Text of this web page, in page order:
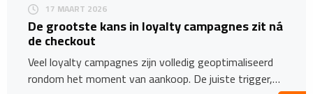
17 MAART 2026
​De grootste kans in loyalty campagnes zit ná
de checkout
Veel loyalty campagnes zijn volledig geoptimaliseerd
rondom het moment van aankoop. De juiste trigger,…